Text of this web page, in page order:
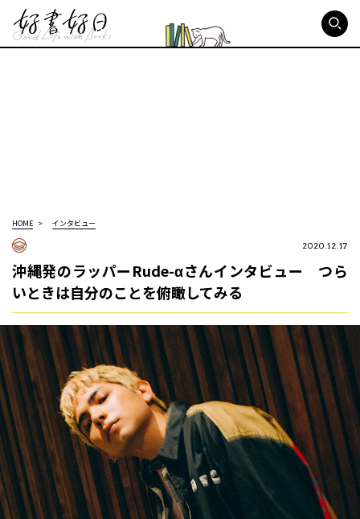
HOME インタビュー
2020.12.17
沖縄発のラッパーRude-αさんインタビュー つら
いときは自分のことを俯瞰してみる